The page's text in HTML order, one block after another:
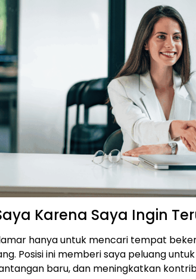
Karena Saya Ingin
hanya untuk mencari tempat
Posisi ini memberi saya peluang
baru, dan meningkatkan